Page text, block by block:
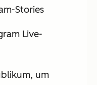
Stories
Live-
um